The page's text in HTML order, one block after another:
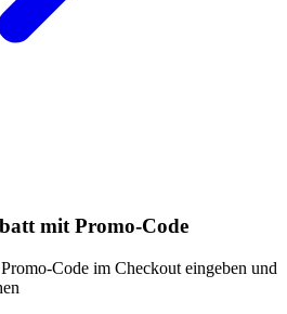
mit Promo-Code
Code im Checkout eingeben und